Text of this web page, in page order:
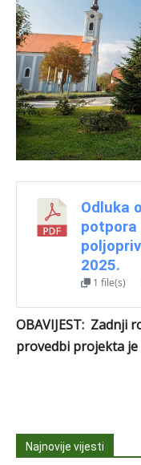
Odluka
potpora
2025.
1 file(s)
OBAVIJEST: Zadnji
provedbi projekta je
Najnovije vijesti